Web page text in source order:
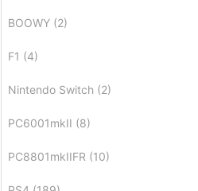
BOOWY (2)
F1 (4)
Nintendo Switch (2)
PC6001mkII (8)
PC8801mkIIFR (10)